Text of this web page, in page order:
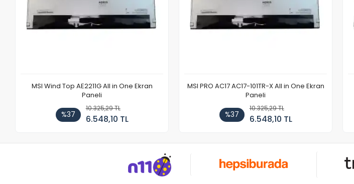
MSI Wind Top AE2211G All in One Ekran
Paneli
%37
10.325,29 TL
6.548,10 TL
MSI PRO AC17 AC17-101TR-X All in One Ekran
Paneli
%37
10.325,29 TL
6.548,10 TL